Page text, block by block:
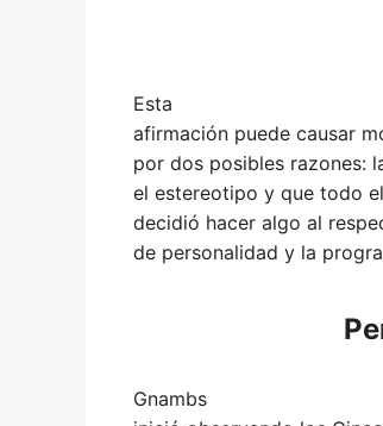
Esta
afirmación puede causar
por dos posibles razones:
el estereotipo y que todo
decidió hacer algo al
de personalidad y la
Gnambs